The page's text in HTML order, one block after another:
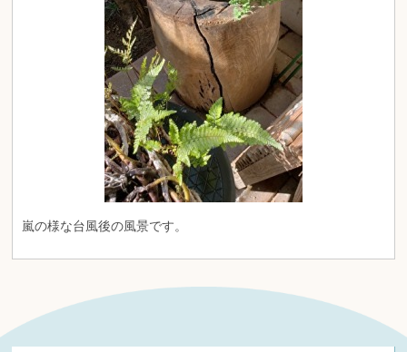
嵐の様な台風後の風景です。